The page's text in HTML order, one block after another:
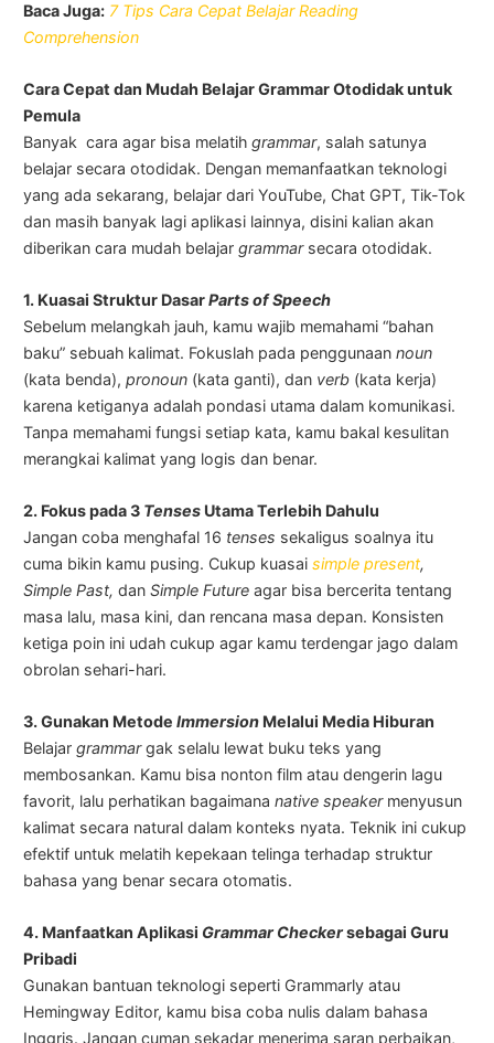
Baca Juga: 7 Tips Cara Cepat Belajar Reading
Comprehension
Cara Cepat dan Mudah Belajar Grammar Otodidak untuk
Pemula
Banyak cara agar bisa melatihgrammar, salah satunya
belajar secara otodidak. Dengan memanfaatkan teknologi
yang ada sekarang, belajar dari YouTube, Chat GPT, Tik-Tok
dan masih banyak lagi aplikasi lainnya, disini kalian akan
diberikan cara mudah belajargrammar secara otodidak.
1. Kuasai Struktur DasarParts of Speech
Sebelum melangkah jauh, kamu wajib memahami “bahan
baku” sebuah kalimat. Fokuslah pada penggunaannoun
(kata benda),pronoun (kata ganti), dan verb (kata kerja)
karena ketiganya adalah pondasi utama dalam komunikasi.
Tanpa memahami fungsi setiap kata, kamu bakal kesulitan
merangkai kalimat yang logis dan benar.
2. Fokus pada 3 Tenses Utama Terlebih Dahulu
Jangan coba menghafal 16 tenses sekaligus soalnya itu
cuma bikin kamu pusing. Cukup kuasaisimple present,
Simple Past, danSimple Future agar bisa bercerita tentang
masa lalu, masa kini, dan rencana masa depan. Konsisten
ketiga poin ini udah cukup agar kamu terdengar jago dalam
obrolan sehari-hari.
3. Gunakan MetodeImmersion Melalui Media Hiburan
Belajargrammargak selalu lewat buku teks yang
membosankan. Kamu bisa nonton film atau dengerin lagu
favorit, lalu perhatikan bagaimananative speakermenyusun
kalimat secara natural dalam konteks nyata. Teknik ini cukup
efektif untuk melatih kepekaan telinga terhadap struktur
bahasa yang benar secara otomatis.
4. Manfaatkan Aplikasi Grammar Checkersebagai Guru
Pribadi
Gunakan bantuan teknologi seperti Grammarly atau
Hemingway Editor, kamu bisa coba nulis dalam bahasa
Inggris. Jangan cuman sekadar menerima saran perbaikan,